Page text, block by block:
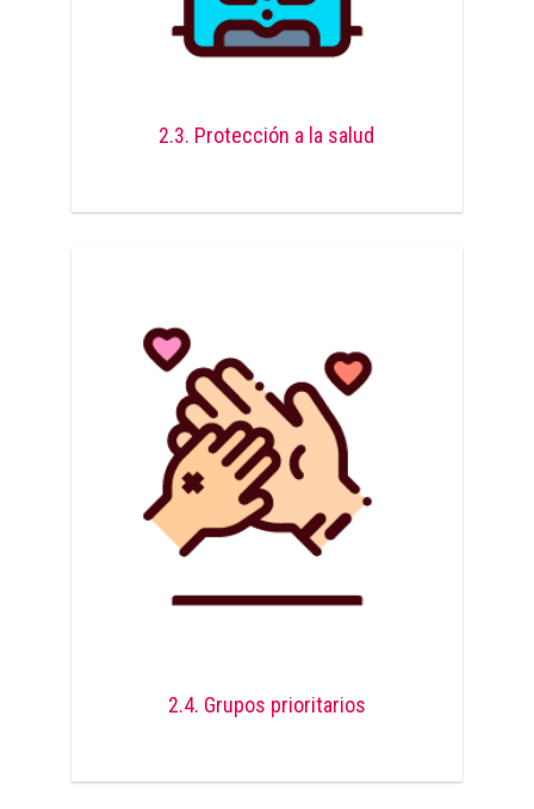
2.3. Protección a la salud
2.4. Grupos prioritarios